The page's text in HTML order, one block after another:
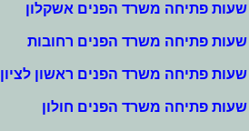
שעות פתיחה משרד הפנים אשקלון
שעות פתיחה משרד הפנים רחובות
שעות פתיחה משרד הפנים ראשון לציון
שעות פתיחה משרד הפנים חולון